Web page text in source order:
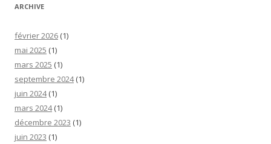
ARCHIVE
février 2026 (1)
mai 2025 (1)
mars 2025 (1)
septembre 2024(1)
juin 2024(1)
mars 2024(1)
décembre 2023 (1)
juin 2023 (1)